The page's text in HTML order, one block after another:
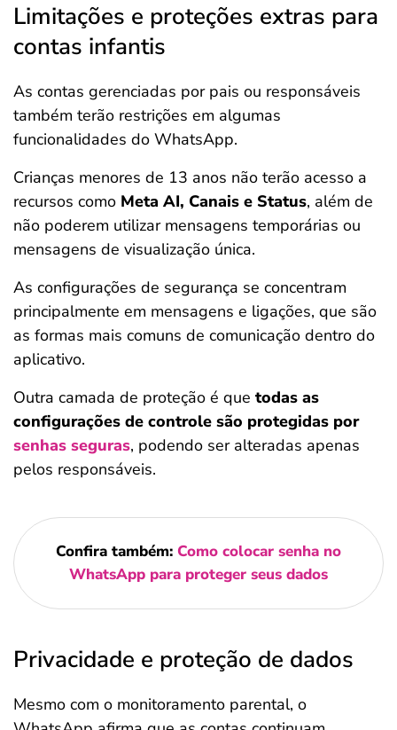
Limitações e proteções extras para
contas infantis
As contas gerenciadas por pais ou responsáveis
também terão restrições em algumas
funcionalidades do WhatsApp.
Crianças menores de 13 anos não terão acesso a
recursos como Meta AI, Canais e Status, além de
não poderem utilizar mensagens temporárias ou
mensagens de visualização única.
As configurações de segurança se concentram
principalmente em mensagens e ligações, que são
as formas mais comuns de comunicação dentro do
aplicativo.
Outra camada de proteção é que todas as
configurações de controle são protegidas por
senhas seguras, podendo ser alteradas apenas
pelos responsáveis.
Confira também: Como colocar senha no
WhatsApp para proteger seus dados
Privacidade e proteção de dados
Mesmo com o monitoramento parental, o